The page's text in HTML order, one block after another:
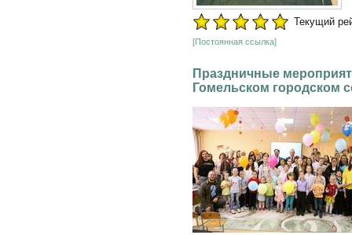
Текущий
[Постоянная ссылка]
Праздничные
Гомельском городском